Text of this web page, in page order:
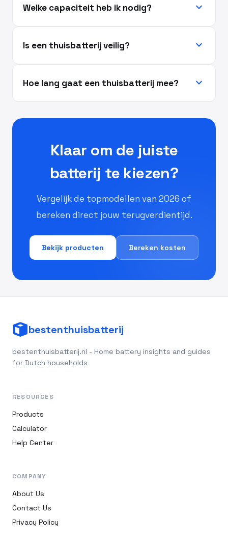
Welke capaciteit heb ik nodig? expand_more
Is een thuisbatterij veilig? expand_more
Hoe lang gaat een thuisbatterij mee? expand_more
Klaar om de juiste
batterij te kiezen?
Vergelijk de topmodellen van 2026 of
bereken direct jouw terugverdientijd.
Bekijk producten Bereken kosten
bestenthuisbatterij
bestenthuisbatterij.nl - Home battery insights and guides
for Dutch households
RESOURCES
Products
Calculator
Help Center
COMPANY
About Us
Contact Us
Privacy Policy